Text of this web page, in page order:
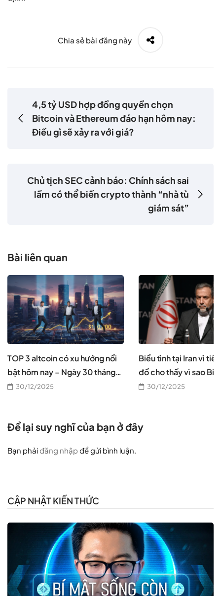
Chia sẻ bài đăng này
4,5 tỷ USD hợp đồng quyền chọn
Bitcoin và Ethereum đáo hạn hôm nay:
Điều gì sẽ xảy ra với giá?
Chủ tịch SEC cảnh báo: Chính sách sai
lầm có thể biến crypto thành “nhà tù
giám sát”
Bài liên quan
TOP 3 altcoin có xu hướng nổi
bật hôm nay – Ngày 30 tháng
12 30/12/2025
Biểu tình tại Iran vì
đổ cho thấy vì sao
cần thiết, theo CEO
30/12/2025
Để lại suy nghĩ của bạn ở đây
Bạn phải đăng nhập để gửi bình luận.
CẬP NHẬT KIẾN THỨC